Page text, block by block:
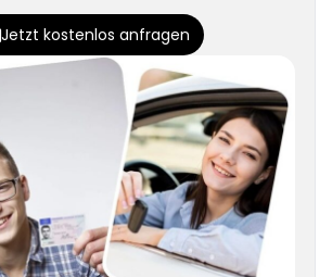
Jetzt kostenlos anfragen